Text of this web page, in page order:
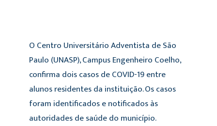
O Centro Universitário Adventista de São
Paulo (UNASP), Campus Engenheiro Coelho,
confirma dois casos de COVID-19 entre
alunos residentes da instituição. Os casos
foram identificados e notificados às
autoridades de saúde do município.